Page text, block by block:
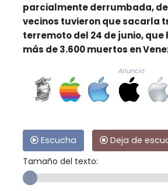
parcialmente derrumbada,
vecinos tuvieron que sacarla
terremoto del 24 de junio, que
más de 3.600 muertos en
Anuncio
Escucha
Deja de
Tamaño del texto: